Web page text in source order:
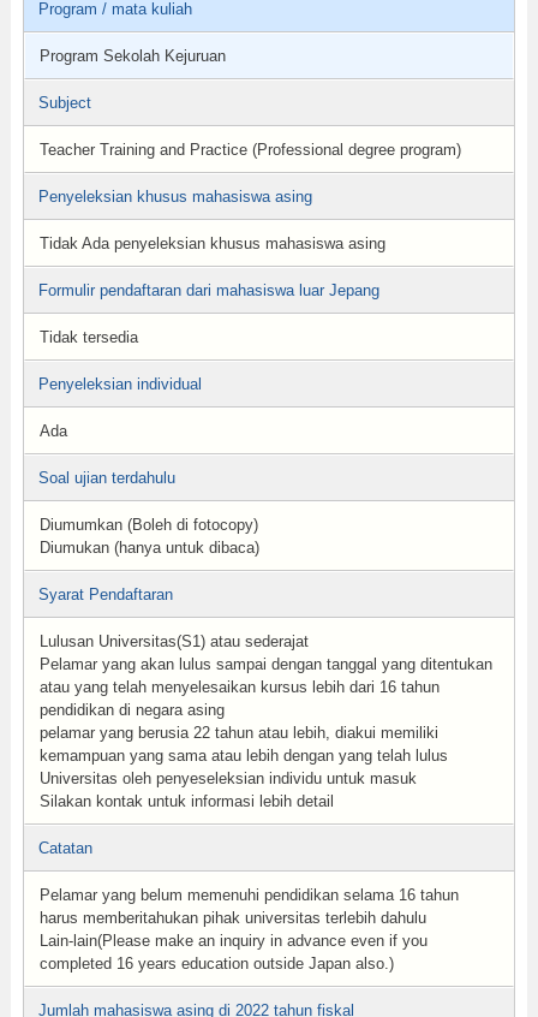
Program / mata kuliah
Program Sekolah Kejuruan
Subject
Teacher Training and Practice (Professional degree program)
Penyeleksian khusus mahasiswa asing
Tidak Ada penyeleksian khusus mahasiswa asing
Formulir pendaftaran dari mahasiswa luar Jepang
Tidak tersedia
Penyeleksian individual
Ada
Soal ujian terdahulu
Diumumkan (Boleh di fotocopy)
Diumukan (hanya untuk dibaca)
Syarat Pendaftaran
Lulusan Universitas(S1) atau sederajat
Pelamar yang akan lulus sampai dengan tanggal yang ditentukan
atau yang telah menyelesaikan kursus lebih dari 16 tahun
pendidikan di negara asing
pelamar yang berusia 22 tahun atau lebih, diakui memiliki
kemampuan yang sama atau lebih dengan yang telah lulus
Universitas oleh penyeseleksian individu untuk masuk
Silakan kontak untuk informasi lebih detail
Catatan
Pelamar yang belum memenuhi pendidikan selama 16 tahun
harus memberitahukan pihak universitas terlebih dahulu
Lain-lain(Please make an inquiry in advance even if you
completed 16 years education outside Japan also.)
Jumlah mahasiswa asing di 2022 tahun fiskal